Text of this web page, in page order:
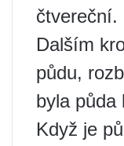
čtvereční.
Dalším
půdu,
byla půda
Když je